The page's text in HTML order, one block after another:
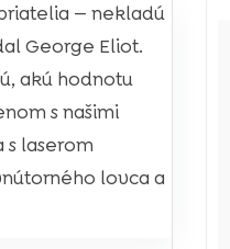
— nekladú
George Eliot.
akú hodnotu
s našimi
laserom
lovca a